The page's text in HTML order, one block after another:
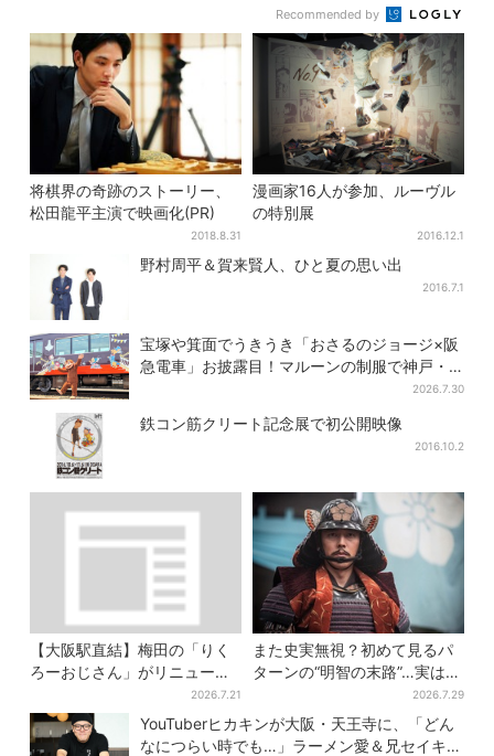
Recommended by
将棋界の奇跡のストーリー、
松田龍平主演で映画化(PR)
2018.8.31
漫画家16人が参加、ルーヴル
の特別展
2016.12.1
野村周平＆賀来賢人、ひと夏の思い出
2016.7.1
宝塚や箕面でうきうき「おさるのジョージ×阪
急電車」お披露目！マルーンの制服で神戸・
2026.7.30
鉄コン筋クリート記念展で初公開映像
2016.10.2
【大阪駅直結】梅田の「りく
ろーおじさん」がリニューア
ル！チーズケーキ以外も充
実…並ばず買える「ロッカ
ー」も設置
2026.7.21
また史実無視？初めて見るパ
ターンの“明智の末路”…実は、
ありえなくもない！？【豊臣
兄弟】
2026.7.29
YouTuberヒカキンが大阪・天王寺に、「どん
なにつらい時でも…」ラーメン愛＆兄セイキン